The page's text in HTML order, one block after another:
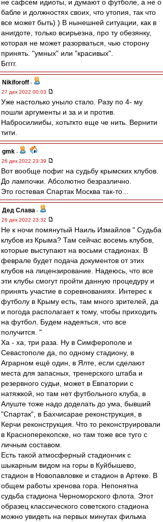
не сафсем идиоты, и думают о футболе, а не о
бабле и должностях своих, что утопия, так что
все может быть) ) В нынешней ситуации, как в
анигдоте, только всирьезна, про ту обезянку,
которая не может разорваться, чью сторону
принять. "умных" или "красивых".
Бгггг.
Nikiforoff -
27 дек 2022 00:03
Уже настолько уныло стало. Разу по 4- му
пошли аргументы и за и и против.
Набросилиибы, хотьткто еще че нить. Вернити
тити.
gmk -
26 дек 2022 23:39
Вот вообще пофиг на судьбу крымских клубов.
До лампочки. Абсолютно безразлично.
Это гостевая Спартак Москва так-то...
Дед Слава -
26 дек 2022 23:32
Не к ночи помянутый Наиль Измайлов " Судьба
клубов из Крыма? Там сейчас восемь клубов,
которые выступают на восьми стадионах. В
феврале будет подача документов от этих
клубов на лицензирование. Надеюсь, что все
эти клубы смогут пройти данную процедуру и
принять участие в соревнованиях. Интерес к
футболу в Крыму есть, там много зрителей, да
и погода располагает к тому, чтобы приходить
на футбол. Будем надеяться, что все
получится. "
Ха - ха, три раза. Ну в Симферополе и
Севастополе да, по одному стадиону, в
Аграрном ещё один, в Ялте, если сделают
места для запасных, тренерского штаба и
резервного судьи, может в Евпатории с
натяжкой, но там нет футбольного клуба, в
Алуште тоже надо доделать до ума, бывший
"Спартак", в Бахчисарае реконструкция, в
Керчи реконструкция. Что то реконструировали
в Красноперекопске, но там тоже все туго с
личным составом.
Есть такой атмосферный стадиончик с
шыкарным видом на горы в Куйбышево,
стадион в Новопавловке и стадион в Артеке. В
общем работы хренова гора. Непонятна
судьба стадиона Черноморского флота. Этот
образец классического советского стадиона
можно увидеть на первых минутах фильма